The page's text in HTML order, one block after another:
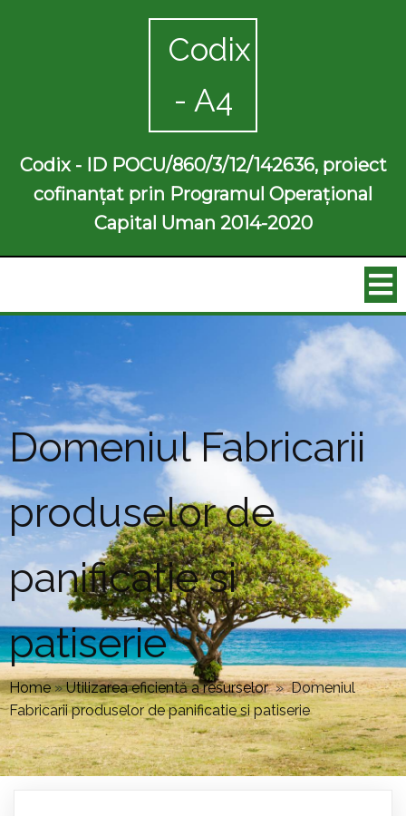
Codix
- A4
Codix - ID POCU/860/3/12/142636, proiect
cofinanțat prin Programul Operațional
Capital Uman 2014-2020
Domeniul Fabricarii
produselor de
panificatie si
patiserie
Home»Utilizarea eficientă a resurselor » Domeniul
Fabricarii produselor de panificatie si patiserie